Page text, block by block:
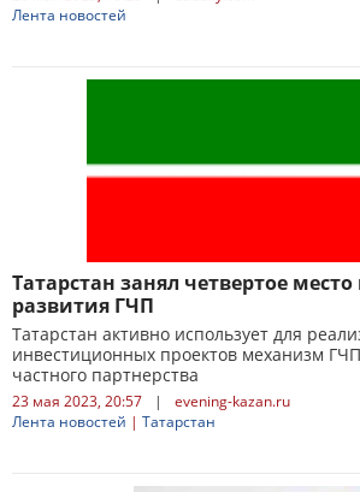
Лента новостей
Татарстан занял четвертое
развития ГЧП
Татарстан активно использует для
инвестиционных проектов механизм ГЧП
частного партнерства
23 мая 2023, 20:57 |
evening-kazan.ru
Лента новостей | Татарстан